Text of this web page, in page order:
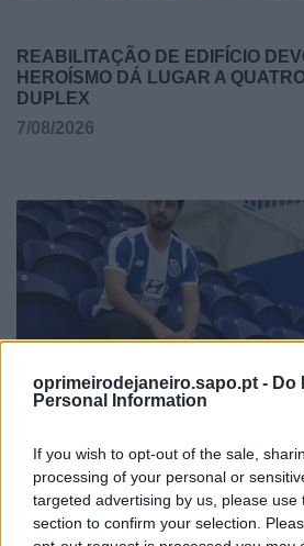
oprimeirodejaneiro.sapo.pt - Do
Personal Information
If you wish to opt-out of the sale,
processing of your personal or
targeted advertising by us, please use
section to confirm your selection.
REABILITAÇÃO DE EDIFÍCIO
HEROÍSMO DÁ LUGAR A
DUPLEX
7/08/2026
JOÃO FONTE REFORÇA EQUIPA
6/08/2026